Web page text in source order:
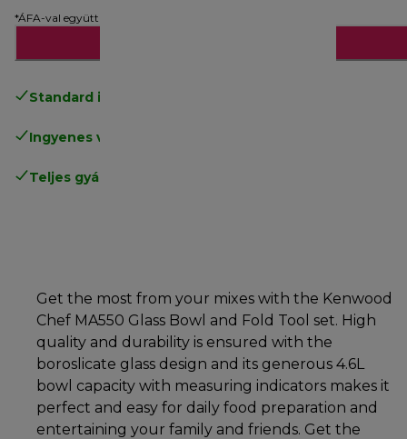
*ÁFA-val együtt
Standard ingyenes kiszállítás
Ingyenes visszaküldés
Teljes gyártói garancia
Get the most from your mixes with the Kenwood
Chef MA550 Glass Bowl and Fold Tool set. High
quality and durability is ensured with the
boroslicate glass design and its generous 4.6L
bowl capacity with measuring indicators makes it
perfect and easy for daily food preparation and
entertaining your family and friends. Get the